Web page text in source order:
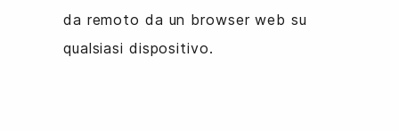
da remoto da un browser web su
qualsiasi dispositivo.